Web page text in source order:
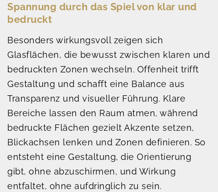
Spannung durch das Spiel von klar und
bedruckt
Besonders wirkungsvoll zeigen sich
Glasflächen, die bewusst zwischen klaren und
bedruckten Zonen wechseln. Offenheit trifft
Gestaltung und schafft eine Balance aus
Transparenz und visueller Führung. Klare
Bereiche lassen den Raum atmen, während
bedruckte Flächen gezielt Akzente setzen,
Blickachsen lenken und Zonen definieren. So
entsteht eine Gestaltung, die Orientierung
gibt, ohne abzuschirmen, und Wirkung
entfaltet, ohne aufdringlich zu sein.